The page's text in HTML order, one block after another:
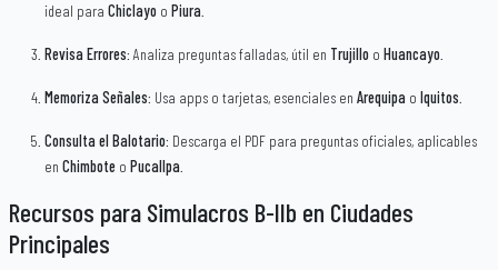
ideal para Chiclayo o Piura
Revisa Errores: Analiza preguntas falladas, útil en Trujillo o Huancayo
Memoriza Señales: Usa apps o tarjetas, esenciales en Arequipa o Iquitos
Consulta el Balotario: Descarga el PDF para preguntas oficiales, aplicables
en Chimbote o Pucallpa
Recursos para Simulacros B-IIb en Ciudades
Principales